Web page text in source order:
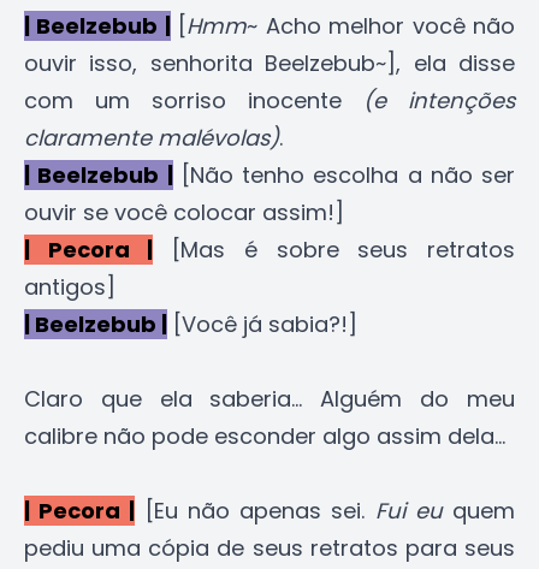
| Beelzebub |[Hmm~ Acho melhor você não
ouvir isso, senhorita Beelzebub~], ela disse
com um sorriso inocente
(e intenções
claramente malévolas).
| Beelzebub |[Não tenho escolha a não ser
ouvir se você colocar assim!]
| Pecora | [Mas é sobre seus retratos
antigos]
| Beelzebub | [Você já sabia?!]
Claro que ela saberia... Alguém do meu
calibre não pode esconder algo assim dela...
| Pecora | [Eu não apenas sei. Fui euquem
pediu uma cópia de seus retratos para seus